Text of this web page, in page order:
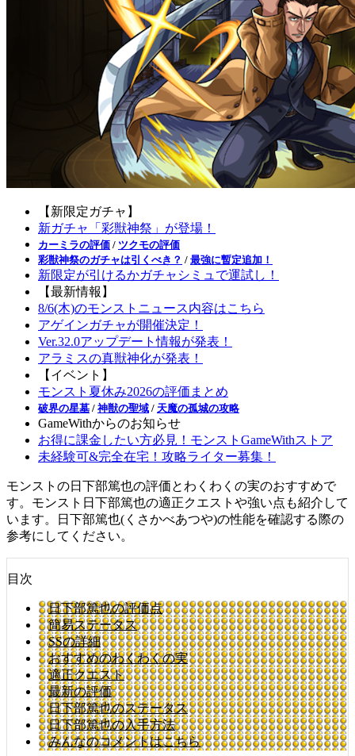
【新限定ガチャ】
新ガチャ「彩獣神祭」が登場！
カーミラの評価 / ツクモの評価
彩獣神祭のガチャは引くべき？ / 最強に暫定追加！
新限定が引けるかガチャシミュで運試し！
【最新情報】
8/6(木)のモンストニュース内容はこちら
アゲインガチャが開催決定！
Ver.32.0アップデート情報が発表！
アラミスの真獣神化が発表！
【イベント】
モンスト夏休み2026の評価まとめ
破界の星墓 / 神獣の聖域 / 天魔の孤城の攻略
GameWithからのお知らせ
お得に課金したい方必見！モンストGameWithストア
未経験可&完全在宅！攻略ライター募集！
モンストの日下部篤也の評価とわくわくの実のおすすめで
す。モンスト日下部篤也の適正クエストや強い点も紹介して
います。日下部篤也(くさかべあつや)の性能を確認する際の
参考にしてください。
目次
日下部篤也の評価点
簡易ステータス
SSの詳細
おすすめのわくわくの実
適正クエスト
最新の評価
日下部篤也のステータス
日下部篤也の入手方法
みんなのコメントはこちら